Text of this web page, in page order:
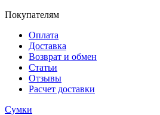
Покупателям
Оплата
Доставка
Возврат и обмен
Статьи
Отзывы
Расчет доставки
Сумки